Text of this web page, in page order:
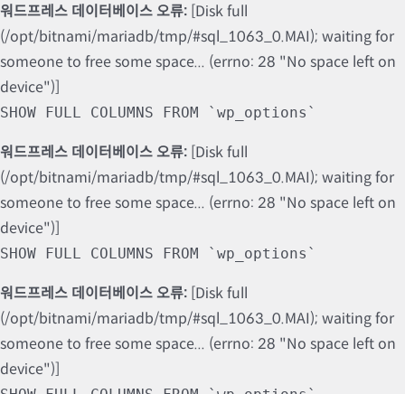
워드프레스 데이터베이스 오류: [Disk full
(/opt/bitnami/mariadb/tmp/#sql_1063_0.MAI); waiting for
someone to free some space... (errno: 28 "No space left on
device")]
SHOW FULL COLUMNS FROM `wp_options`
워드프레스 데이터베이스 오류: [Disk full
(/opt/bitnami/mariadb/tmp/#sql_1063_0.MAI); waiting for
someone to free some space... (errno: 28 "No space left on
device")]
SHOW FULL COLUMNS FROM `wp_options`
워드프레스 데이터베이스 오류: [Disk full
(/opt/bitnami/mariadb/tmp/#sql_1063_0.MAI); waiting for
someone to free some space... (errno: 28 "No space left on
device")]